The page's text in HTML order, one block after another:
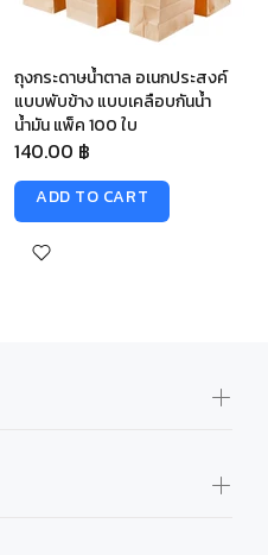
ถุงกระดาษน้ำตาล อเนกประสงค์
แบบพับข้าง แบบเคลือบกันน้ำ
น้ำมัน แพ็ค 100 ใบ
140.00 ฿
ADD TO CART